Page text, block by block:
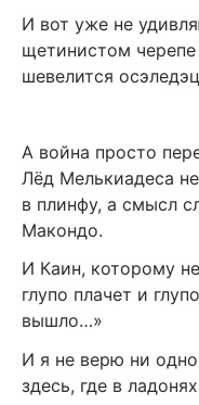
И вот уже не
щетинистом
шевелится
А война просто
Лёд Мелькиадеса
в плинфу, а смысл
Макондо.
И Каин, которому
глупо плачет и
вышло…»
И я не верю ни
здесь, где в